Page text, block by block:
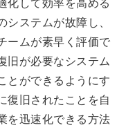
化して効率を高める
ステムが故障し、
ームが素早く評価で
旧が必要なシステム
とができるようにす
復旧されたことを自
を迅速化できる方法